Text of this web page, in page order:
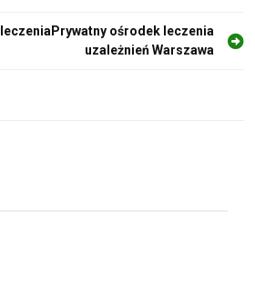
Prywatny ośrodek leczenia
uzależnień Warszawa